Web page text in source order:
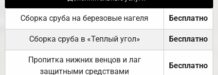
Сборка сруба на березовые нагеля Бесплатно
Сборка сруба в «Теплый угол» Бесплатно
Пропитка нижних венцов и лаг
защитными средствами
Бесплатно